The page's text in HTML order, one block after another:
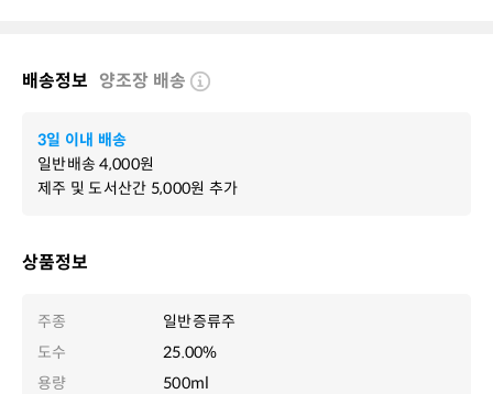
상품정보
주종
일반증류주
도수
25.00%
용량
500ml
배송정보 양조장 배송
3일 이내 배송
일반배송4,000원
제주 및 도서산간 5,000원 추가